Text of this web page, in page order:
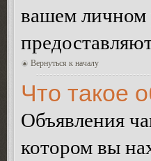
вашем личном
Вернуться к началу
Что такое
Объявления
котором вы